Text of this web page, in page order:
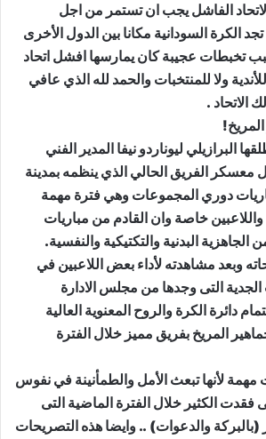
الفاشل يجب ان تستمر من اجل
الكرة السودانية مكانا بين الدول الأخرى
تخبطات عجيبة كان يمارسها افشل اتحاد
ولا للمنتخبات والحمد لله الذي عافي
الاتحاد .
البرازيلي ليوناردو نيفا المدير الفني
معسكر الفريق الحالي الذي ينظمه بمدينة
دوري المجموعات وهي فترة مهمة
واللاعبين خاصة وان القادم من مباريات
الجاهزية البدنية والتكتيكية والنفسية.
وبعد مشاهدته لأداء بعض اللاعبين في
التى وجدها من مجلس الادارة
دائرة الكرة والروح المعنوية العالية
المريخ بفريق مميز خلال الفترة
لأنها تبعث الأمل والطمأنينة في نفوس
فقدت الكثير خلال الفترة الماضية التى
(بالبركة والدعوات) .. وايضا هذه التصريحات